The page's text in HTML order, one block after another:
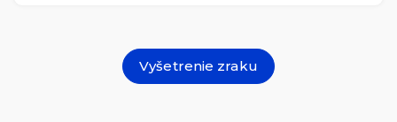
Vyšetrenie zraku